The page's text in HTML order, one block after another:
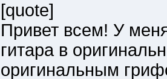
[quote]
Привет всем! У
гитара в
оригинальным